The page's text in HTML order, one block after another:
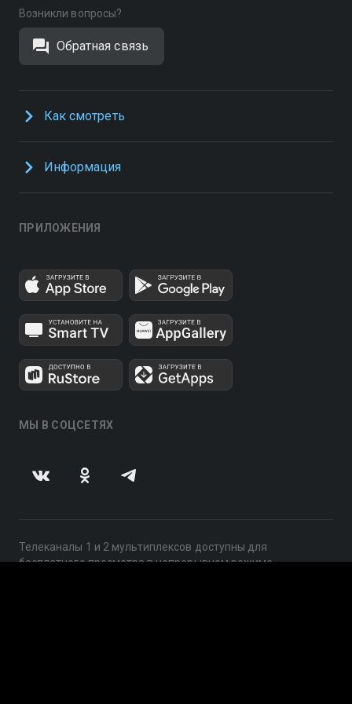
Возникли вопросы?
Обратная связь
Как смотреть
Информация
ПРИЛОЖЕНИЯ
МЫ В СОЦСЕТЯХ
Телеканалы 1 и 2 мультиплексов доступны для
бесплатного просмотра в непрерывном режиме,